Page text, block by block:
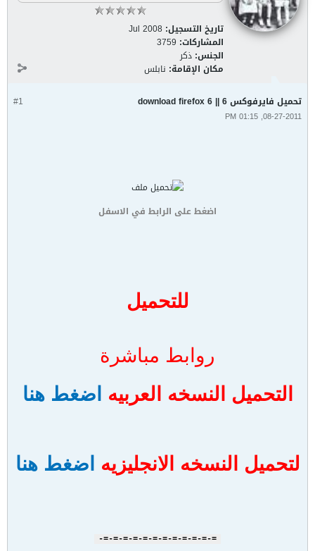
تاريخ التسجيل: Jul 2008
المشاركات: 3759
الجنس: ذكر
مكان الإقامة: نابلس
#1 تحميل فايرفوكس 6 || download firefox 6
08-27-2011, 01:15 PM
اضغط على الرابط في الاسفل
للتحميل
روابط مباشرة
التحميل النسخه العربيه
اضغط هنا
لتحميل النسخه الانجليزيه اضغط هنا
=-=-=-=-=-=-=-=-=-=-=-=-